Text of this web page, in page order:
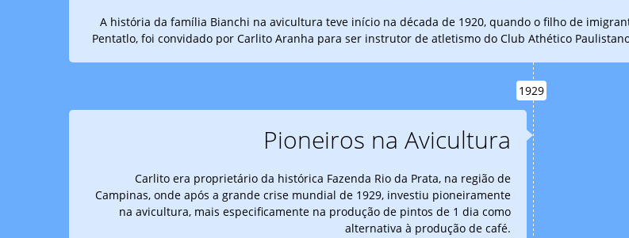
1929
A história da família Bianchi na avicultura teve início na década de 1920, quando o filho de
Pentatlo, foi convidado por Carlito Aranha para ser instrutor de atletismo do Club Athético
Pioneiros na Avicultura
Carlito era proprietário da histórica Fazenda Rio da Prata, na região de
Campinas, onde após a grande crise mundial de 1929, investiu pioneiramente
na avicultura, mais especificamente na produção de pintos de 1 dia como
alternativa à produção de café.